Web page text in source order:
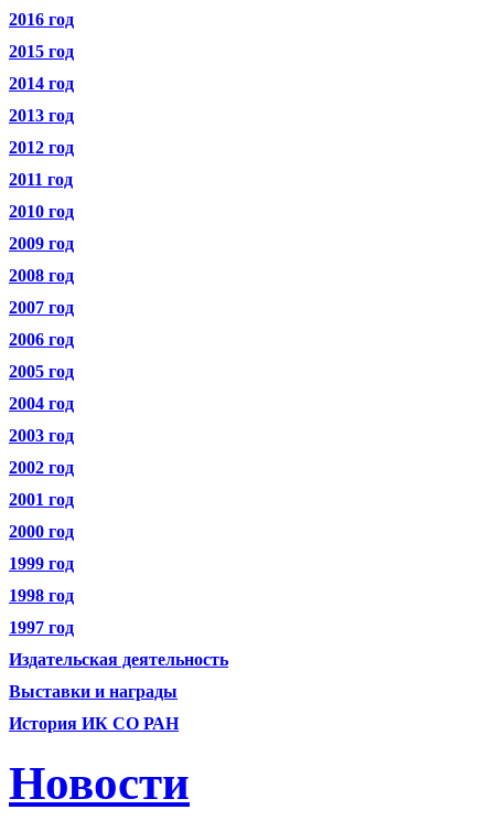
2016 год
2015 год
2014 год
2013 год
2012 год
2011 год
2010 год
2009 год
2008 год
2007 год
2006 год
2005 год
2004 год
2003 год
2002 год
2001 год
2000 год
1999 год
1998 год
1997 год
Издательская деятельность
Выставки и награды
История ИК СО РАН
Новости